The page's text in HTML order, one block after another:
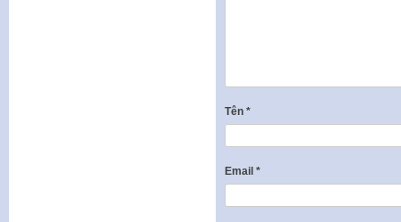
Tên *
Email *